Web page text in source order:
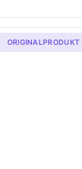
ORIGINALPRODUKT